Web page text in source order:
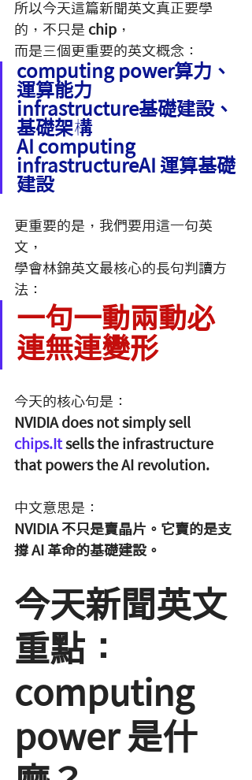
所以今天這篇新聞英文真正要學
的，不只是 chip ，
而是三個更重要的英文概念：
computing power算力、
運算能力
infrastructure基礎建設、
基礎架構
AI computing
infrastructureAI 運算基礎
建設
更重要的是，我們要用這一句英
文，
學會林錦英文最核心的長句判讀方
法：
一句一動兩動必
連無連變形
今天的核心句是：
NVIDIA does not simply sell
chips.It sells the infrastructure
that powers the AI revolution.
中文意思是：
NVIDIA 不只是賣晶片。它賣的是支
撐 AI 革命的基礎建設。
今天新聞英文
重點：
computing
power 是什